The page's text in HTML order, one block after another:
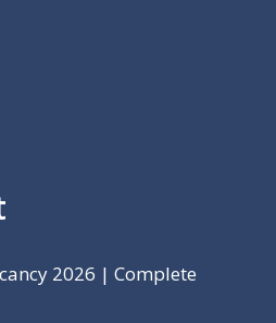
2026 | Complete